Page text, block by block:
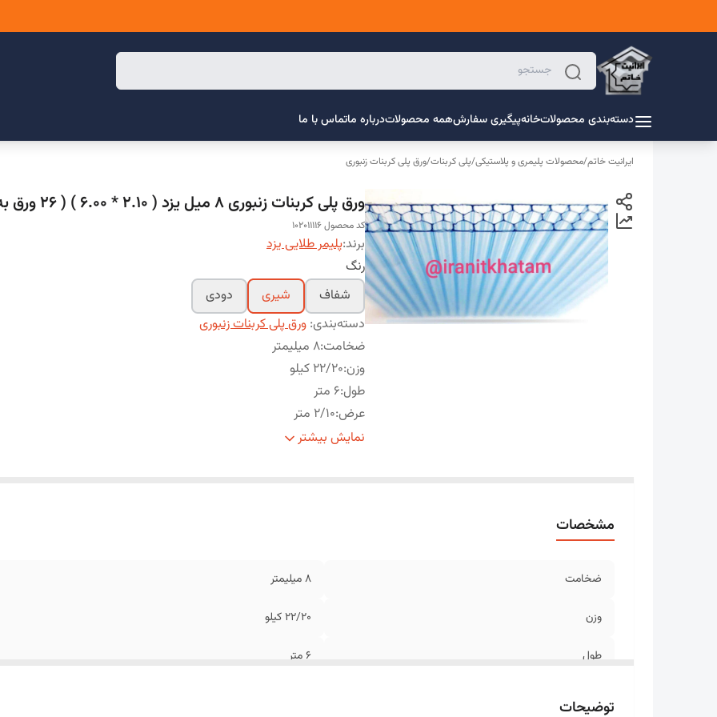
دسته‌بندی محصولاتخانهپیگیری سفارشهمه محصولاتدرباره ماتماس با ما
ایرانیت خاتم/محصولات پلیمری و پلاستیکی/پلی کربنات/ورق پلی کربنات زنبوری
ورق پلی کربنات زنبوری 8 میل یزد ( 2.10 * 6.00 ) ( 26 ورق به بالا )
کد محصول 102011116
برند:پلیمر طلایی یزد
رنگ
شفاف
شیری
دودی
دسته‌بندی: ورق پلی کربنات زنبوری
ضخامت:8 میلیمتر
وزن:22/20 کیلو
طول:6 متر
عرض:2/10 متر
تخفیف :تخفیف پلکانی شامل همه خرید ها می گرددنمایش بیشتر
مشخصات
ضخامت 8 میلیمتر
وزن 22/20 کیلو
طول 6 متر
توضیحات